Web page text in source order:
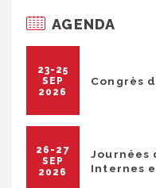
AGENDA
23-25
SEP
2026
Congrès
26-27
SEP
2026
Journées
Internes